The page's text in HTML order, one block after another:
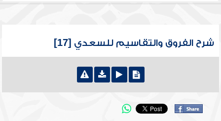
شرح الفروق والتقاسيم للسعدي [17]